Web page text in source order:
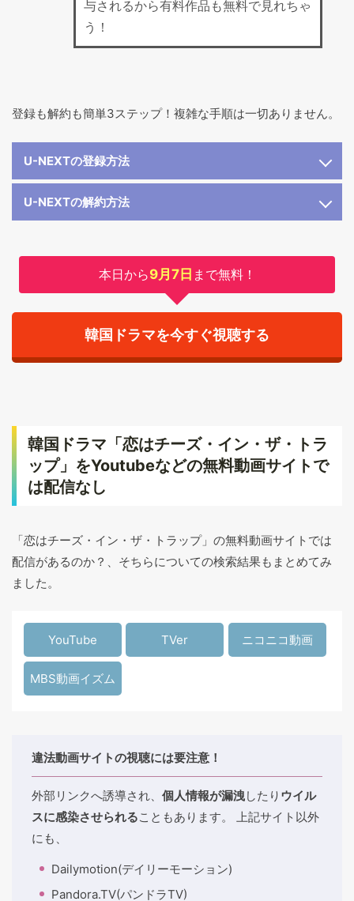
与されるから有料作品も無料で見れちゃ
う！
登録も解約も簡単3ステップ！複雑な手順は一切ありません。
U-NEXTの登録方法
U-NEXTの解約方法
本日から9月7日 まで無料！
韓国ドラマを今すぐ視聴する
韓国ドラマ「恋はチーズ・イン・ザ・トラ
ップ」をYoutubeなどの無料動画サイトで
は配信なし
「恋はチーズ・イン・ザ・トラップ」の無料動画サイトでは
配信があるのか？、そちらについての検索結果もまとめてみ
ました。
YouTube TVer ニコニコ動画
MBS動画イズム
違法動画サイトの視聴には要注意！
外部リンクへ誘導され、 個人情報が漏洩したり ウイル
スに感染させられることもあります。 上記サイト以外
にも、
Dailymotion(デイリーモーション)
Pandora.TV(パンドラTV)